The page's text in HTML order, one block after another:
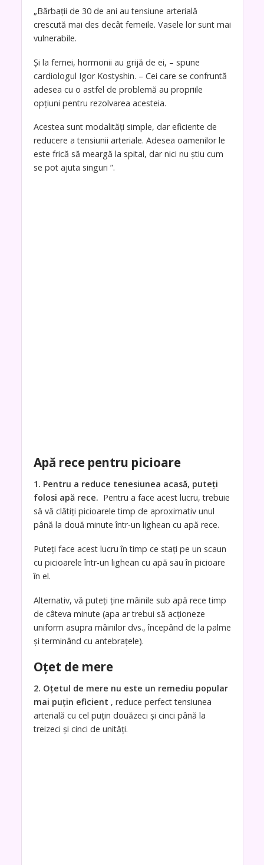
„Bărbații de 30 de ani au tensiune arterială
crescută mai des decât femeile. Vasele lor sunt mai
vulnerabile.
Și la femei, hormonii au grijă de ei, – spune
cardiologul Igor Kostyshin. – Cei care se confruntă
adesea cu o astfel de problemă au propriile
opțiuni pentru rezolvarea acesteia.
Acestea sunt modalități simple, dar eficiente de
reducere a tensiunii arteriale. Adesea oamenilor le
este frică să meargă la spital, dar nici nu știu cum
se pot ajuta singuri ”.
Apă rece pentru picioare
1. Pentru a reduce tenesiunea acasă, puteți
folosi apă rece. Pentru a face acest lucru, trebuie
să vă clătiți picioarele timp de aproximativ unul
până la două minute într-un lighean cu apă rece.
Puteți face acest lucru în timp ce stați pe un scaun
cu picioarele într-un lighean cu apă sau în picioare
în el.
Alternativ, vă puteți ține mâinile sub apă rece timp
de câteva minute (apa ar trebui să acționeze
uniform asupra mâinilor dvs., începând de la palme
și terminând cu antebrațele).
Oțet de mere
2. Oțetul de mere nu este un remediu popular
mai puțin eficient , reduce perfect tensiunea
arterială cu cel puțin douăzeci și cinci până la
treizeci și cinci de unități.